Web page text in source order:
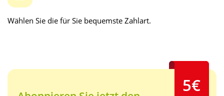
Wählen Sie die für Sie bequemste Zahlart.
5€